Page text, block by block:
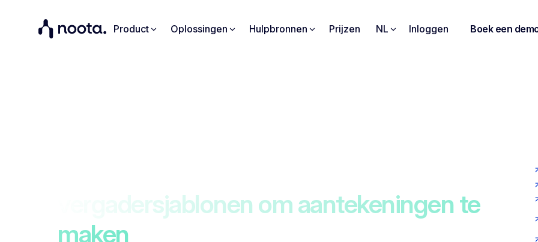
Product Oplossingen Hulpbronnen Prijzen NL Inloggen Boek een
vergadersjablonen om aantekeningen te
maken